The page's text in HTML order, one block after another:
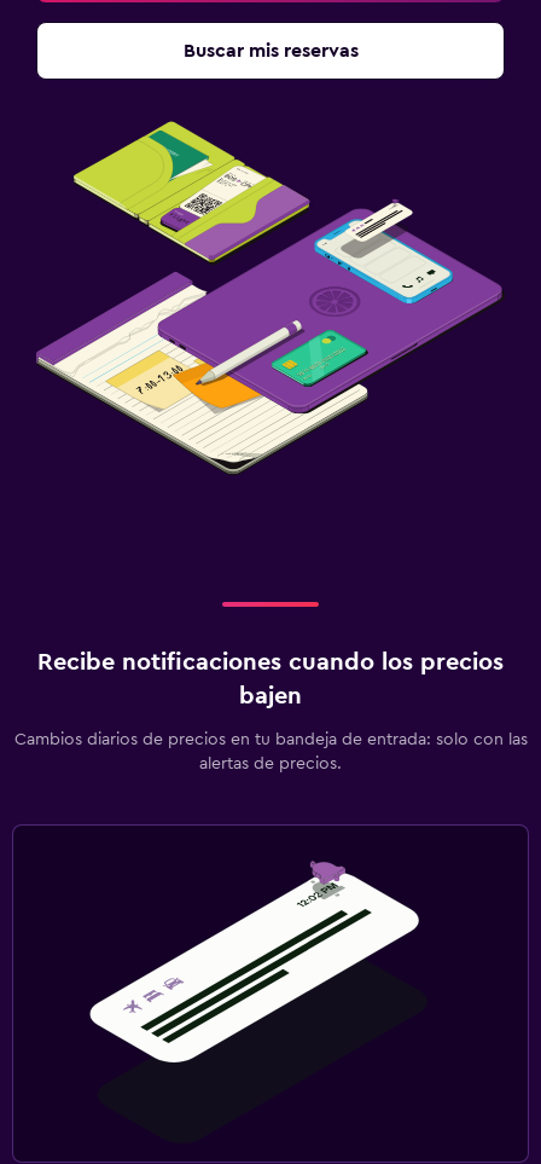
Buscar mis reservas
Recibe notificaciones cuando los precios
bajen
Cambios diarios de precios en tu bandeja de entrada: solo con las
alertas de precios.